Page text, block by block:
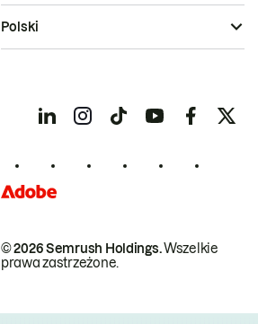
© 2026 Semrush Holdings.Wszelkie
prawa zastrzeżone.
Polski